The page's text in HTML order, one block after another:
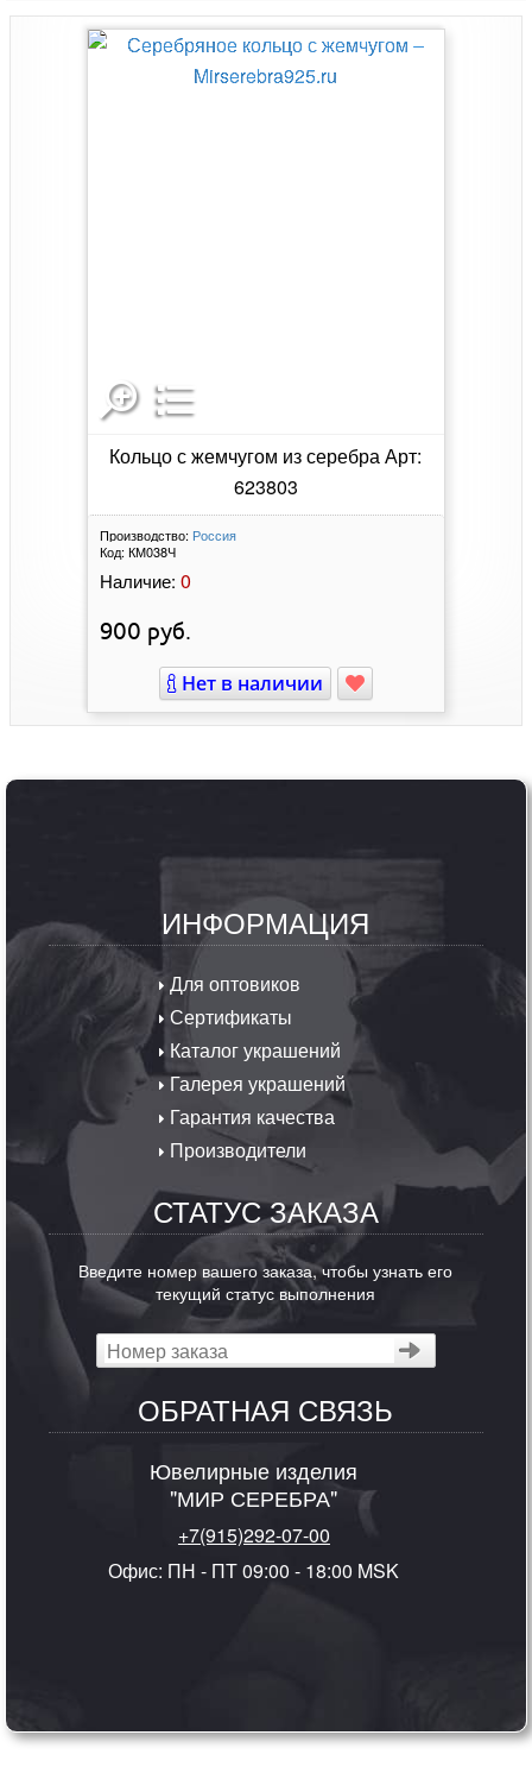
Кольцо с жемчугом из серебра Арт:
623803
Производство: Россия
Код: КМ038Ч
Наличие: 0
900 руб.
Нет в наличии
ИНФОРМАЦИЯ
Для оптовиков
Сертификаты
Каталог украшений
Галерея украшений
Гарантия качества
Производители
СТАТУС ЗАКАЗА
Введите номер вашего заказа, чтобы узнать его
текущий статус выполнения
ОБРАТНАЯ СВЯЗЬ
Ювелирные изделия
"МИР СЕРЕБРА"
+7(915)292-07-00
Офис: ПН - ПТ 09:00 - 18:00 MSK